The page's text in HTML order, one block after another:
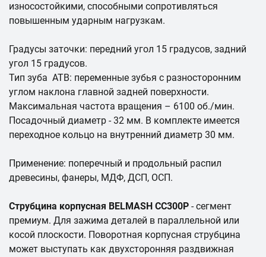
износостойкими, способными сопротивляться
повышенным ударным нагрузкам.
Градусы заточки: передний угол 15 градусов, задний
угол 15 градусов.
Тип зуба ATB: переменные зубья с разносторонним
углом наклона главной задней поверхности.
Максимальная частота вращения – 6100 об./мин.
Посадочный диаметр - 32 мм. В комплекте имеется
переходное кольцо на внутренний диаметр 30 мм.
Применение: поперечный и продольный распил
древесины, фанеры, МДФ, ДСП, ОСП.
Струбцина корпусная BELMASH СС300P - сегмент
премиум. Для зажима деталей в параллельной или
косой плоскости. Поворотная корпусная струбцина
может выступать как двухсторонняя раздвижная